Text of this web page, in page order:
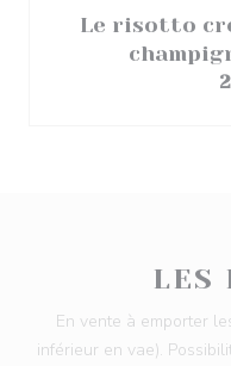
Le risotto
LES
En vente à emporter
inférieur en vae).